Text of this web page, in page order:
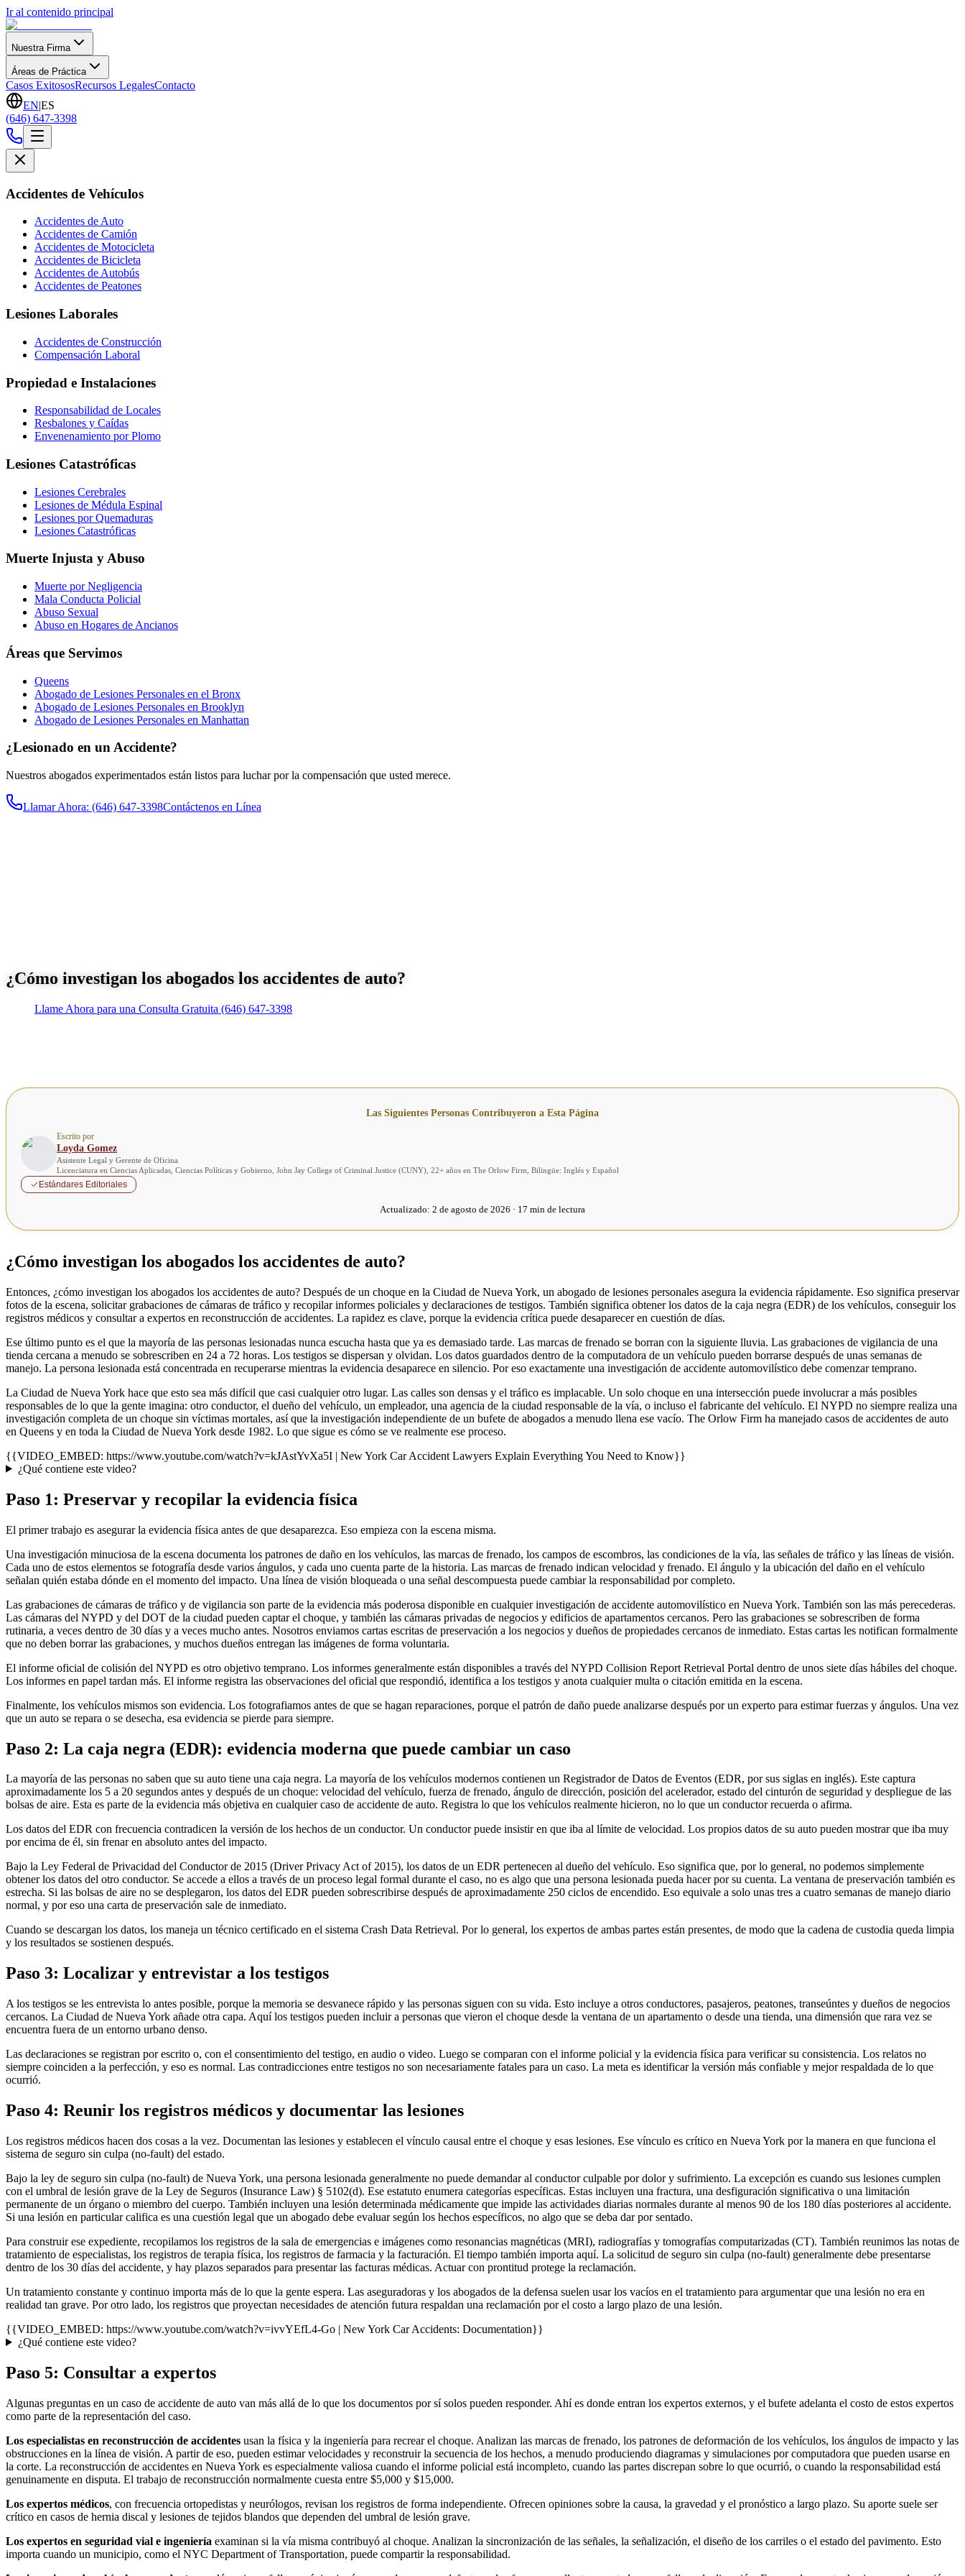
Ir al contenido principal
Nuestra Firma
Áreas de Práctica
Casos ExitososRecursos LegalesContacto
EN|ES
(646) 647-3398
Accidentes de Vehículos
Accidentes de Auto
Accidentes de Camión
Accidentes de Motocicleta
Accidentes de Bicicleta
Accidentes de Autobús
Accidentes de Peatones
Lesiones Laborales
Accidentes de Construcción
Compensación Laboral
Propiedad e Instalaciones
Responsabilidad de Locales
Resbalones y Caídas
Envenenamiento por Plomo
Lesiones Catastróficas
Lesiones Cerebrales
Lesiones de Médula Espinal
Lesiones por Quemaduras
Lesiones Catastróficas
Muerte Injusta y Abuso
Muerte por Negligencia
Mala Conducta Policial
Abuso Sexual
Abuso en Hogares de Ancianos
Áreas que Servimos
Queens
Abogado de Lesiones Personales en el Bronx
Abogado de Lesiones Personales en Brooklyn
Abogado de Lesiones Personales en Manhattan
¿Lesionado en un Accidente?
Nuestros abogados experimentados están listos para luchar por la compensación que usted merece.
Llamar Ahora: (646) 647-3398Contáctenos en Línea
¿Cómo investigan los abogados los accidentes de auto?
Llame Ahora para una Consulta Gratuita (646) 647-3398
Las Siguientes Personas Contribuyeron a Esta Página
Escrito por
Loyda Gomez
Asistente Legal y Gerente de Oficina
Licenciatura en Ciencias Aplicadas, Ciencias Políticas y Gobierno, John Jay College of Criminal Justice (CUNY), 22+ años en The Orlow Firm, Bilingüe: Inglés y Español
Estándares Editoriales
Actualizado: 2 de agosto de 2026 · 17 min de lectura
¿Cómo investigan los abogados los accidentes de auto?
Entonces, ¿cómo investigan los abogados los accidentes de auto? Después de un choque en la Ciudad de Nueva York, un abogado de lesiones personales asegura la evidencia rápidamente. Eso significa preservar
fotos de la escena, solicitar grabaciones de cámaras de tráfico y recopilar informes policiales y declaraciones de testigos. También significa obtener los datos de la caja negra (EDR) de los vehículos, conseguir los
registros médicos y consultar a expertos en reconstrucción de accidentes. La rapidez es clave, porque la evidencia crítica puede desaparecer en cuestión de días.
Ese último punto es el que la mayoría de las personas lesionadas nunca escucha hasta que ya es demasiado tarde. Las marcas de frenado se borran con la siguiente lluvia. Las grabaciones de vigilancia de una
tienda cercana a menudo se sobrescriben en 24 a 72 horas. Los testigos se dispersan y olvidan. Los datos guardados dentro de la computadora de un vehículo pueden borrarse después de unas semanas de
manejo. La persona lesionada está concentrada en recuperarse mientras la evidencia desaparece en silencio. Por eso exactamente una investigación de accidente automovilístico debe comenzar temprano.
La Ciudad de Nueva York hace que esto sea más difícil que casi cualquier otro lugar. Las calles son densas y el tráfico es implacable. Un solo choque en una intersección puede involucrar a más posibles
responsables de lo que la gente imagina: otro conductor, el dueño del vehículo, un empleador, una agencia de la ciudad responsable de la vía, o incluso el fabricante del vehículo. El NYPD no siempre realiza una
investigación completa de un choque sin víctimas mortales, así que la investigación independiente de un bufete de abogados a menudo llena ese vacío. The Orlow Firm ha manejado casos de accidentes de auto
en Queens y en toda la Ciudad de Nueva York desde 1982. Lo que sigue es cómo se ve realmente ese proceso.
{{VIDEO_EMBED: https://www.youtube.com/watch?v=kJAstYvXa5I | New York Car Accident Lawyers Explain Everything You Need to Know}}
¿Qué contiene este video?
Paso 1: Preservar y recopilar la evidencia física
El primer trabajo es asegurar la evidencia física antes de que desaparezca. Eso empieza con la escena misma.
Una investigación minuciosa de la escena documenta los patrones de daño en los vehículos, las marcas de frenado, los campos de escombros, las condiciones de la vía, las señales de tráfico y las líneas de visión.
Cada uno de estos elementos se fotografía desde varios ángulos, y cada uno cuenta parte de la historia. Las marcas de frenado indican velocidad y frenado. El ángulo y la ubicación del daño en el vehículo
señalan quién estaba dónde en el momento del impacto. Una línea de visión bloqueada o una señal descompuesta puede cambiar la responsabilidad por completo.
Las grabaciones de cámaras de tráfico y de vigilancia son parte de la evidencia más poderosa disponible en cualquier investigación de accidente automovilístico en Nueva York. También son las más perecederas.
Las cámaras del NYPD y del DOT de la ciudad pueden captar el choque, y también las cámaras privadas de negocios y edificios de apartamentos cercanos. Pero las grabaciones se sobrescriben de forma
rutinaria, a veces dentro de 30 días y a veces mucho antes. Nosotros enviamos cartas escritas de preservación a los negocios y dueños de propiedades cercanos de inmediato. Estas cartas les notifican formalmente
que no deben borrar las grabaciones, y muchos dueños entregan las imágenes de forma voluntaria.
El informe oficial de colisión del NYPD es otro objetivo temprano. Los informes generalmente están disponibles a través del NYPD Collision Report Retrieval Portal dentro de unos siete días hábiles del choque.
Los informes en papel tardan más. El informe registra las observaciones del oficial que respondió, identifica a los testigos y anota cualquier multa o citación emitida en la escena.
Finalmente, los vehículos mismos son evidencia. Los fotografiamos antes de que se hagan reparaciones, porque el patrón de daño puede analizarse después por un experto para estimar fuerzas y ángulos. Una vez
que un auto se repara o se desecha, esa evidencia se pierde para siempre.
Paso 2: La caja negra (EDR): evidencia moderna que puede cambiar un caso
La mayoría de las personas no saben que su auto tiene una caja negra. La mayoría de los vehículos modernos contienen un Registrador de Datos de Eventos (EDR, por sus siglas en inglés). Este captura
aproximadamente los 5 a 20 segundos antes y después de un choque: velocidad del vehículo, fuerza de frenado, ángulo de dirección, posición del acelerador, estado del cinturón de seguridad y despliegue de las
bolsas de aire. Esta es parte de la evidencia más objetiva en cualquier caso de accidente de auto. Registra lo que los vehículos realmente hicieron, no lo que un conductor recuerda o afirma.
Los datos del EDR con frecuencia contradicen la versión de los hechos de un conductor. Un conductor puede insistir en que iba al límite de velocidad. Los propios datos de su auto pueden mostrar que iba muy
por encima de él, sin frenar en absoluto antes del impacto.
Bajo la Ley Federal de Privacidad del Conductor de 2015 (Driver Privacy Act of 2015), los datos de un EDR pertenecen al dueño del vehículo. Eso significa que, por lo general, no podemos simplemente
obtener los datos del otro conductor. Se accede a ellos a través de un proceso legal formal durante el caso, no es algo que una persona lesionada pueda hacer por su cuenta. La ventana de preservación también es
estrecha. Si las bolsas de aire no se desplegaron, los datos del EDR pueden sobrescribirse después de aproximadamente 250 ciclos de encendido. Eso equivale a solo unas tres a cuatro semanas de manejo diario
normal, y por eso una carta de preservación sale de inmediato.
Cuando se descargan los datos, los maneja un técnico certificado en el sistema Crash Data Retrieval. Por lo general, los expertos de ambas partes están presentes, de modo que la cadena de custodia queda limpia
y los resultados se sostienen después.
Paso 3: Localizar y entrevistar a los testigos
A los testigos se les entrevista lo antes posible, porque la memoria se desvanece rápido y las personas siguen con su vida. Esto incluye a otros conductores, pasajeros, peatones, transeúntes y dueños de negocios
cercanos. La Ciudad de Nueva York añade otra capa. Aquí los testigos pueden incluir a personas que vieron el choque desde la ventana de un apartamento o desde una tienda, una dimensión que rara vez se
encuentra fuera de un entorno urbano denso.
Las declaraciones se registran por escrito o, con el consentimiento del testigo, en audio o video. Luego se comparan con el informe policial y la evidencia física para verificar su consistencia. Los relatos no
siempre coinciden a la perfección, y eso es normal. Las contradicciones entre testigos no son necesariamente fatales para un caso. La meta es identificar la versión más confiable y mejor respaldada de lo que
ocurrió.
Paso 4: Reunir los registros médicos y documentar las lesiones
Los registros médicos hacen dos cosas a la vez. Documentan las lesiones y establecen el vínculo causal entre el choque y esas lesiones. Ese vínculo es crítico en Nueva York por la manera en que funciona el
sistema de seguro sin culpa (no-fault) del estado.
Bajo la ley de seguro sin culpa (no-fault) de Nueva York, una persona lesionada generalmente no puede demandar al conductor culpable por dolor y sufrimiento. La excepción es cuando sus lesiones cumplen
con el umbral de lesión grave de la Ley de Seguros (Insurance Law) § 5102(d). Ese estatuto enumera categorías específicas. Estas incluyen una fractura, una desfiguración significativa o una limitación
permanente de un órgano o miembro del cuerpo. También incluyen una lesión determinada médicamente que impide las actividades diarias normales durante al menos 90 de los 180 días posteriores al accidente.
Si una lesión en particular califica es una cuestión legal que un abogado debe evaluar según los hechos específicos, no algo que se deba dar por sentado.
Para construir ese expediente, recopilamos los registros de la sala de emergencias e imágenes como resonancias magnéticas (MRI), radiografías y tomografías computarizadas (CT). También reunimos las notas de
tratamiento de especialistas, los registros de terapia física, los registros de farmacia y la facturación. El tiempo también importa aquí. La solicitud de seguro sin culpa (no-fault) generalmente debe presentarse
dentro de los 30 días del accidente, y hay plazos separados para presentar las facturas médicas. Actuar con prontitud protege la reclamación.
Un tratamiento constante y continuo importa más de lo que la gente espera. Las aseguradoras y los abogados de la defensa suelen usar los vacíos en el tratamiento para argumentar que una lesión no era en
realidad tan grave. Por otro lado, los registros que proyectan necesidades de atención futura respaldan una reclamación por el costo a largo plazo de una lesión.
{{VIDEO_EMBED: https://www.youtube.com/watch?v=ivvYEfL4-Go | New York Car Accidents: Documentation}}
¿Qué contiene este video?
Paso 5: Consultar a expertos
Algunas preguntas en un caso de accidente de auto van más allá de lo que los documentos por sí solos pueden responder. Ahí es donde entran los expertos externos, y el bufete adelanta el costo de estos expertos
como parte de la representación del caso.
Los especialistas en reconstrucción de accidentes usan la física y la ingeniería para recrear el choque. Analizan las marcas de frenado, los patrones de deformación de los vehículos, los ángulos de impacto y las
obstrucciones en la línea de visión. A partir de eso, pueden estimar velocidades y reconstruir la secuencia de los hechos, a menudo produciendo diagramas y simulaciones por computadora que pueden usarse en
la corte. La reconstrucción de accidentes en Nueva York es especialmente valiosa cuando el informe policial está incompleto, cuando las partes discrepan sobre lo que ocurrió, o cuando la responsabilidad está
genuinamente en disputa. El trabajo de reconstrucción normalmente cuesta entre $5,000 y $15,000.
Los expertos médicos, con frecuencia ortopedistas y neurólogos, revisan los registros de forma independiente. Ofrecen opiniones sobre la causa, la gravedad y el pronóstico a largo plazo. Su aporte suele ser
crítico en casos de hernia discal y lesiones de tejidos blandos que dependen del umbral de lesión grave.
Los expertos en seguridad vial e ingeniería examinan si la vía misma contribuyó al choque. Analizan la sincronización de las señales, la señalización, el diseño de los carriles o el estado del pavimento. Esto
importa cuando un municipio, como el NYC Department of Transportation, puede compartir la responsabilidad.